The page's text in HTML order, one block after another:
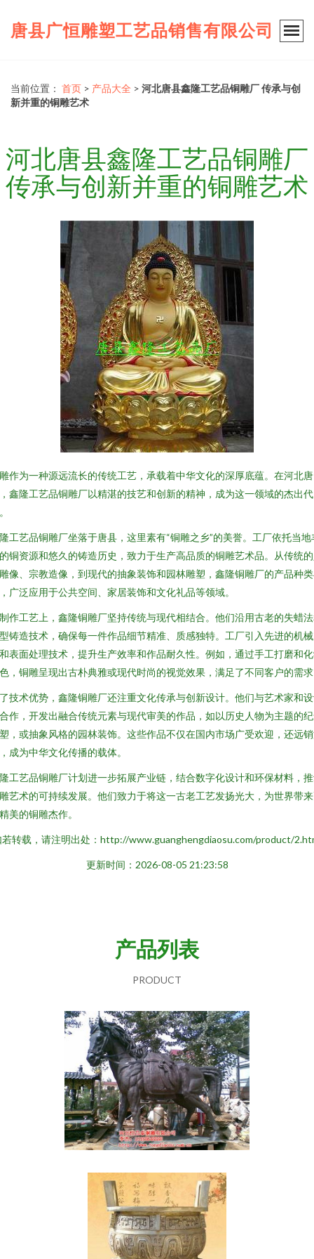
唐县广恒雕塑工艺品销售有限公司
当前位置： 首页 > 产品大全 > 河北唐县鑫隆工艺品铜雕厂 传承与创
新并重的铜雕艺术
河北唐县鑫隆工艺品铜雕厂
传承与创新并重的铜雕艺术
作为一种源远流长的传统工艺，承载着中华文化的深厚底蕴。在河北唐
鑫隆工艺品铜雕厂以精湛的技艺和创新的精神，成为这一领域的杰出代
工艺品铜雕厂坐落于唐县，这里素有“铜雕之乡”的美誉。工厂依托当地
铜资源和悠久的铸造历史，致力于生产高品质的铜雕艺术品。从传统
像、宗教造像，到现代的抽象装饰和园林雕塑，鑫隆铜雕厂的产品种
广泛应用于公共空间、家居装饰和文化礼品等领域。
作工艺上，鑫隆铜雕厂坚持传统与现代相结合。他们沿用古老的失蜡
铸造技术，确保每一件作品细节精准、质感独特。工厂引入先进的机
表面处理技术，提升生产效率和作品耐久性。例如，通过手工打磨和
，铜雕呈现出古朴典雅或现代时尚的视觉效果，满足了不同客户的需
技术优势，鑫隆铜雕厂还注重文化传承与创新设计。他们与艺术家和
作，开发出融合传统元素与现代审美的作品，如以历史人物为主题的
，或抽象风格的园林装饰。这些作品不仅在国内市场广受欢迎，还远
成为中华文化传播的载体。
工艺品铜雕厂计划进一步拓展产业链，结合数字化设计和环保材料，
艺术的可持续发展。他们致力于将这一古老工艺发扬光大，为世界带
美的铜雕杰作。
若转载，请注明出处：http://www.guanghengdiaosu.com/product/
更新时间：2026-08-05 21:23:58
产品列表
PRODUCT